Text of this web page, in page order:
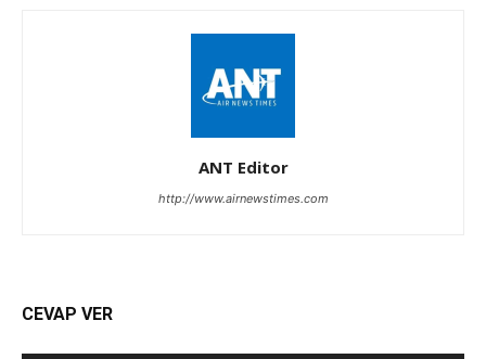
ANT Editor
http://www.airnewstimes.com
CEVAP VER